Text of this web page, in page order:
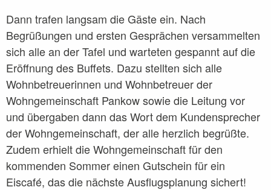
Dann trafen langsam die Gäste ein. Nach
Begrüßungen und ersten Gesprächen versammelten
sich alle an der Tafel und warteten gespannt auf die
Eröffnung des Buffets. Dazu stellten sich alle
Wohnbetreuerinnen und Wohnbetreuer der
Wohngemeinschaft Pankow sowie die Leitung vor
und übergaben dann das Wort dem Kundensprecher
der Wohngemeinschaft, der alle herzlich begrüßte.
Zudem erhielt die Wohngemeinschaft für den
kommenden Sommer einen Gutschein für ein
Eiscafé, das die nächste Ausflugsplanung sichert!